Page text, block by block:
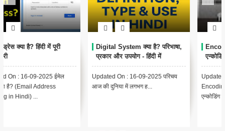
Encoding Meaning in Hindi |
Updated On : 13-09-2025
Encoding Meaning in Hindi |
एन्कोडिंग का मतलब Encodin...
थंबनेल क्या है? | Thumbnail
Meaning in Hindi (YouTube
& Computer Example)
{ "@context": "https://schema.org",